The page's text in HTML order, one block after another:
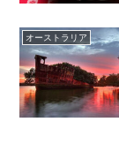
オーストラリア